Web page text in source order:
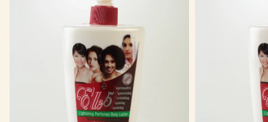
Products
Contact